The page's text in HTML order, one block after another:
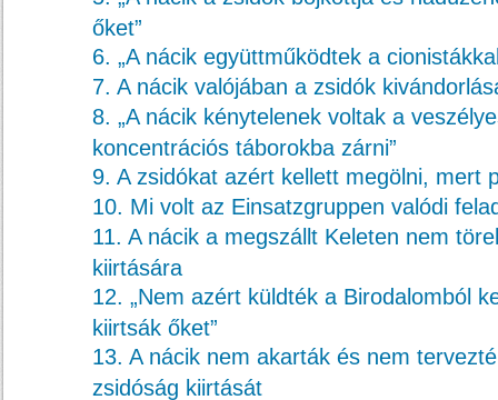
őket”
6. „A nácik együttműködtek a
7. A nácik valójában a zsidók
8. „A nácik kénytelenek voltak a
koncentrációs táborokba zárni”
9. A zsidókat azért kellett megölni, mert
10. Mi volt az Einsatzgruppen valódi
11. A nácik a megszállt Keleten nem
kiirtására
12. „Nem azért küldték a Birodalomból
kiirtsák őket”
13. A nácik nem akarták és nem
zsidóság kiirtását